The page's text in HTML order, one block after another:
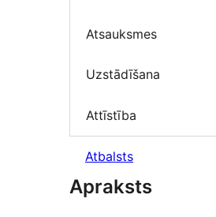
Atsauksmes
Uzstādīšana
Attīstība
Atbalsts
Apraksts